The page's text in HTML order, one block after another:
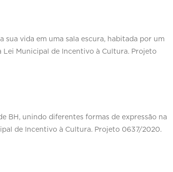
sua vida em uma sala escura, habitada por um
Municipal de Incentivo à Cultura. Projeto
BH, unindo diferentes formas de expressão na
de Incentivo à Cultura. Projeto 0637/2020.